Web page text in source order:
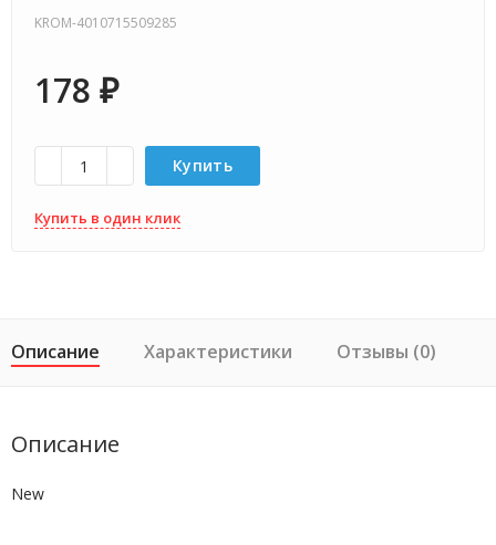
KROM-4010715509285
178 ₽
Купить
Купить в один клик
Описание Характеристики Отзывы (0)
Описание
New